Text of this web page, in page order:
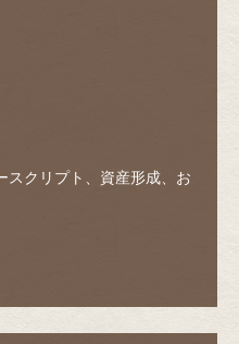
クリプト、資産形成、お